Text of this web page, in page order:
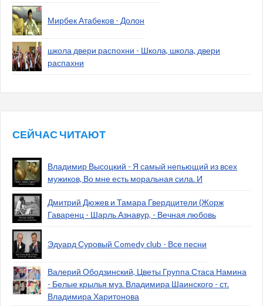
Мирбек Атабеков - Долон
школа двери распохни - Школа, школа, двери
распахни
СЕЙЧАС ЧИТАЮТ
Владимир Высоцкий - Я самый непьющий из всех
мужиков, Во мне есть моральная сила. И
Дмитрий Дюжев и Тамара Гвердцители (Жорж
Гаваренц - Шарль Азнавур, - Вечная любовь
Эдуард Суровый Comedy club - Все песни
Валерий Ободзинский, Цветы Группа Стаса Намина
- Белые крылья муз. Владимира Шаинского - ст.
Владимира Харитонова